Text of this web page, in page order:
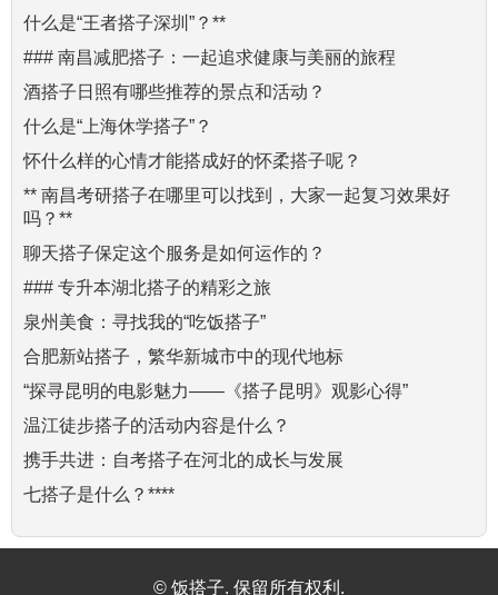
什么是“王者搭子深圳”？**
### 南昌减肥搭子：一起追求健康与美丽的旅程
酒搭子日照有哪些推荐的景点和活动？
什么是“上海休学搭子”？
怀什么样的心情才能搭成好的怀柔搭子呢？
** 南昌考研搭子在哪里可以找到，大家一起复习效果好
吗？**
聊天搭子保定这个服务是如何运作的？
### 专升本湖北搭子的精彩之旅
泉州美食：寻找我的“吃饭搭子”
合肥新站搭子，繁华新城市中的现代地标
“探寻昆明的电影魅力——《搭子昆明》观影心得”
温江徒步搭子的活动内容是什么？
携手共进：自考搭子在河北的成长与发展
七搭子是什么？****
© 饭搭子. 保留所有权利.